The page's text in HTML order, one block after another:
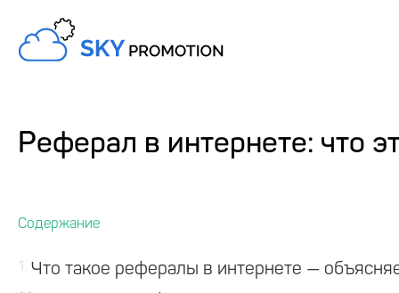
Реферал в интернете: что
1 Что такое рефералы в интернете —